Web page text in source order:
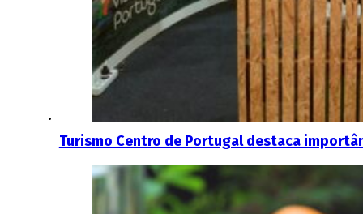
Turismo Centro de Portugal destaca